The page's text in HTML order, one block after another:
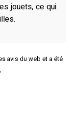
jouets, ce qui
avis du web et a été